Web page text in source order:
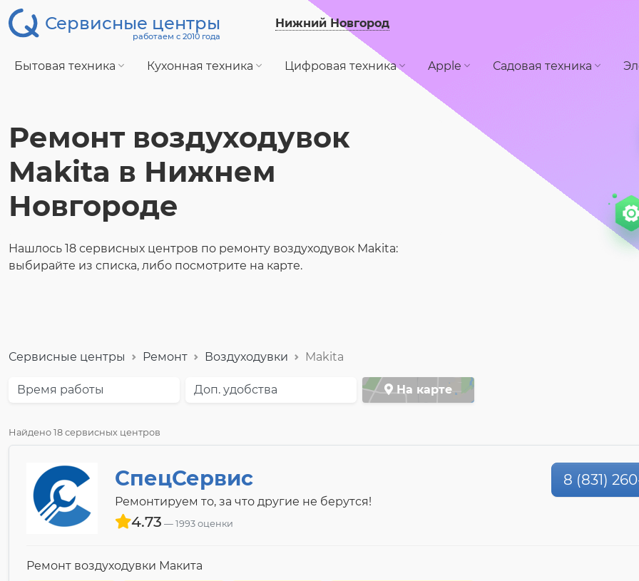
Сервисные центры
работаем с 2010 года
Нижний Новгород
Бытовая техника Кухонная техника Цифровая техника Apple Садовая техника
Ремонт воздуходувок
Makita в Нижнем
Новгороде
Нашлось 18 сервисных центров по ремонту воздуходувок Makita:
выбирайте из списка, либо посмотрите на карте.
Сервисные центры Ремонт Воздуходувки Makita
Время работы Доп. удобства На карте
Найдено 18 сервисных центров
СпецСервис
Ремонтируем то, за что другие не берутся!
4.73 1993 оценки
8 (831)
Ремонт воздуходувки Макита